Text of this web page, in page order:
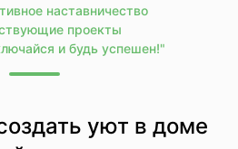
наставничество
проекты
и будь успешен!"
уют в доме